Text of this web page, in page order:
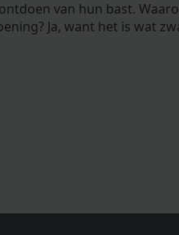
van hun bast.
Ja, want het is wat